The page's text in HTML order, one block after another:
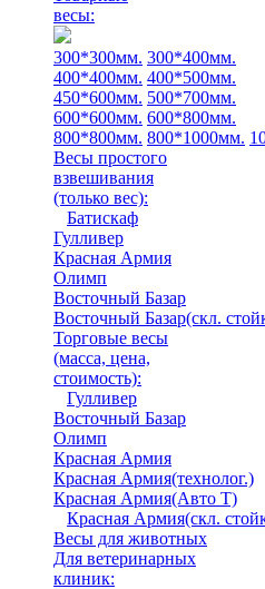
весы:
300*300мм. 300*400мм.
400*400мм. 400*500мм.
450*600мм. 500*700мм.
600*600мм. 600*800мм.
800*800мм. 800*1000мм.
Весы простого
взвешивания
(только вес):
Батискаф
Гулливер
Красная Армия
Олимп
Восточный Базар
Восточный Базар(скл.
Торговые весы
(масса, цена,
стоимость):
Гулливер
Восточный Базар
Олимп
Красная Армия
Красная Армия(технолог.)
Красная Армия(Авто Т)
Красная Армия(скл.
Весы для животных
Для ветеринарных
клиник: